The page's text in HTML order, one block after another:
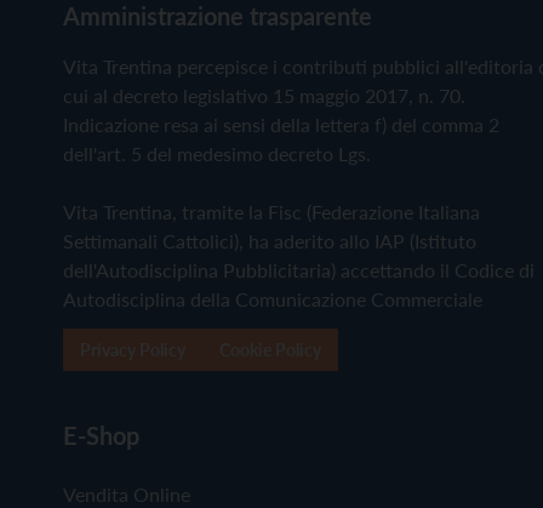
Amministrazione trasparente
Vita Trentina percepisce i contributi pubblici all'editoria
cui al decreto legislativo 15 maggio 2017, n. 70.
Indicazione resa ai sensi della lettera f) del comma 2
dell'art. 5 del medesimo decreto Lgs.
Vita Trentina, tramite la Fisc (Federazione Italiana
Settimanali Cattolici), ha aderito allo IAP (Istituto
dell'Autodisciplina Pubblicitaria) accettando il Codice di
Autodisciplina della Comunicazione Commerciale
E-Shop
Vendita Online